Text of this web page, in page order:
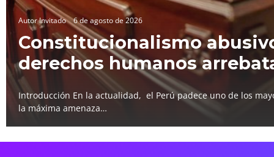
Autor Invitado 6 de agosto de 2026
Constitucionalismo
derechos humanos
Introducción En la actualidad, el Perú padece uno de los
la máxima amenaza…